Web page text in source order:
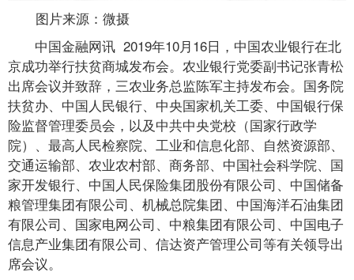
图片来源：微摄
中国金融网讯 2019年10月16日，中国农业银行在北
京成功举行扶贫商城发布会。农业银行党委副书记张青松
出席会议并致辞，三农业务总监陈军主持发布会。国务院
扶贫办、中国人民银行、中央国家机关工委、中国银行保
险监督管理委员会，以及中共中央党校（国家行政学
院）、最高人民检察院、工业和信息化部、自然资源部、
交通运输部、农业农村部、商务部、中国社会科学院、国
家开发银行、中国人民保险集团股份有限公司、中国储备
粮管理集团有限公司、机械总院集团、中国海洋石油集团
有限公司、国家电网公司、中粮集团有限公司、中国电子
信息产业集团有限公司、信达资产管理公司等有关领导出
席会议。